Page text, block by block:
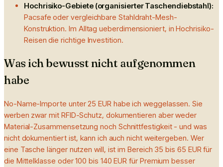
Hochrisiko-Gebiete (organisierter Taschendiebstahl):
Pacsafe oder vergleichbare Stahldraht-Mesh-
Konstruktion. Im Alltag ueberdimensioniert, in Hochrisiko-
Reisen die richtige Investition.
Was ich bewusst nicht aufgenommen
habe
No-Name-Importe unter 25 EUR habe ich weggelassen. Sie
werben zwar mit RFID-Schutz, dokumentieren aber weder
Material-Zusammensetzung noch Schnittfestigkeit - und was
nicht dokumentiert ist, kann ich auch nicht weitergeben. Wer
eine Tasche länger nutzen will, ist im Bereich 35 bis 65 EUR für
die Mittelklasse oder 100 bis 140 EUR für Premium besser